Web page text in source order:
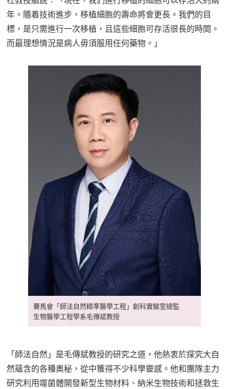
年。隨着技術進步，移植細胞的壽命將會更長。我們的目
標，是只需進行一次移植，且這些細胞可存活很長的時間。
而最理想情況是病人毋須服用任何藥物。」
賽馬會「師法自然精準醫學工程」創科實驗室總監
生物醫學工程學系毛傳斌教授
「師法自然」是毛傳斌教授的研究之道，他熱衷於探究大自
然蘊含的各種奧秘，從中獲得不少科學靈感。他和團隊主力
研究利用噬菌體開發新型生物材料、納米生物技術和拯救生